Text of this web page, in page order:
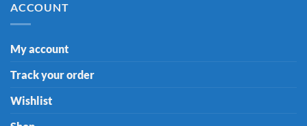
ACCOUNT
My account
Track your order
Wishlist